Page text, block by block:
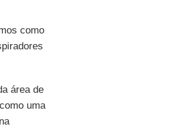
como
área de
uma